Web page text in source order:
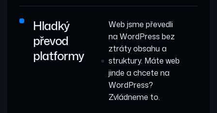
Hladký
převod
platformy
Web jsme převedli
na WordPress bez
ztráty obsahu a
struktury. Máte web
jinde a chcete na
WordPress?
Zvládneme to.